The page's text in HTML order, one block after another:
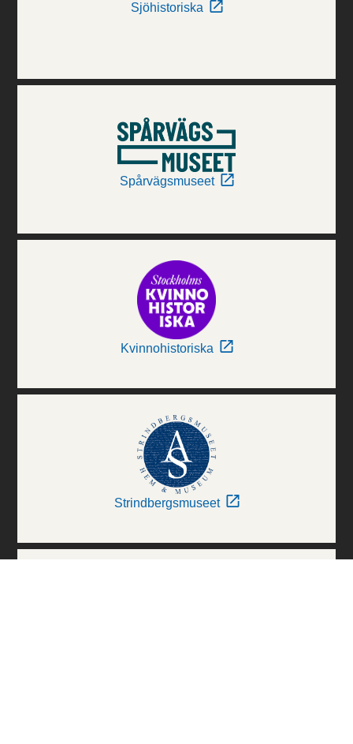
Sjöhistoriska
Spårvägsmuseet
Kvinnohistoriska
Strindbergsmuseet